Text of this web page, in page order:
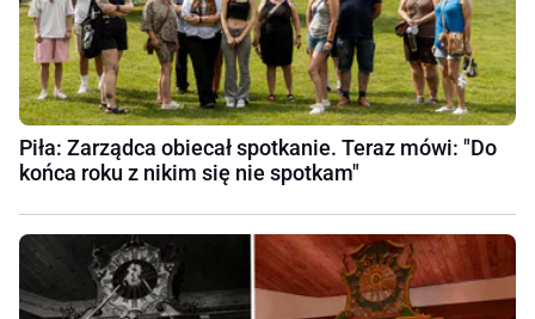
Piła: Zarządca obiecał spotkanie. Teraz mówi: "Do
końca roku z nikim się nie spotkam"